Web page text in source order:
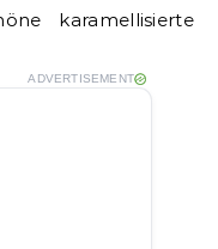
karamellisierte
ADVERTISEMENT